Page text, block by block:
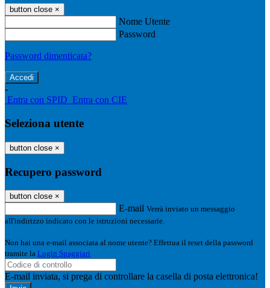
button close ×
Nome Utente
Password
Password dimenticata?
-
Entra con SPID Entra con CIE
Seleziona utente
button close ×
Recupero password
button close ×
E-mail Verrà inviato un messaggio
all'indirizzo indicato con le istruzioni necessarie.
Non hai una e-mail associata al nome utente? Effettua il reset della password
tramite la Login Spaggiari
E-mail inviata, si prega di controllare la casella di posta elettronica!